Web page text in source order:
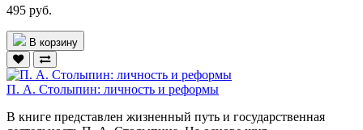
495 руб.
В корзину
П. А. Столыпин: личность и реформы
В книге представлен жизненный путь и государственная